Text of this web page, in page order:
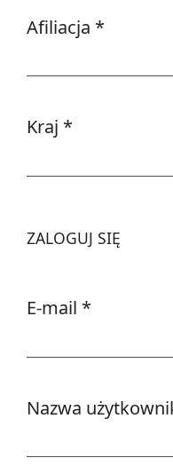
Afiliacja *
Kraj *
ZALOGUJ SIĘ
E-mail *
Nazwa